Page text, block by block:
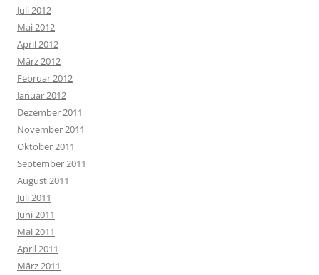
Juli 2012
Mai 2012
April 2012
März 2012
Februar 2012
Januar 2012
Dezember 2011
November 2011
Oktober 2011
September 2011
August 2011
Juli 2011
Juni 2011
Mai 2011
April 2011
März 2011